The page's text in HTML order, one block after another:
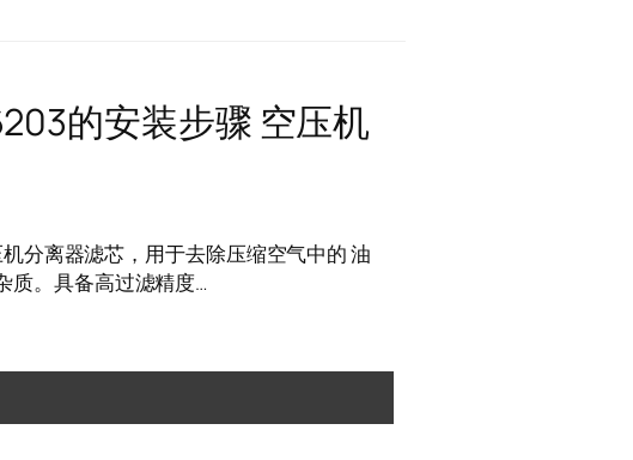
的安装步骤 空压机
分离器滤芯，用于去除压缩空气中的 油
质。具备高过滤精度…